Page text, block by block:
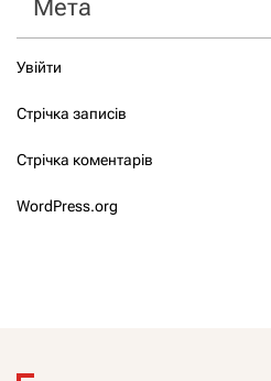
Мета
Увійти
Стрічка записів
Стрічка коментарів
WordPress.org